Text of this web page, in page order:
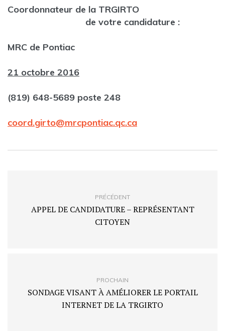
Coordonnateur de la TRGIRTO
de votre candidature :
MRC de Pontiac
21 octobre 2016
(819) 648-5689 poste 248
coord.girto@mrcpontiac.qc.ca
PRÉCÉDENT
APPEL DE CANDIDATURE – REPRÉSENTANT
CITOYEN
PROCHAIN
SONDAGE VISANT À AMÉLIORER LE PORTAIL
INTERNET DE LA TRGIRTO